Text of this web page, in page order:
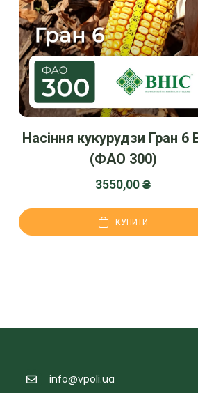
Насіння кукурудзи Гран 6
(ФАО 300)
3550,00₴
КУПИТИ
info@vpoli.ua